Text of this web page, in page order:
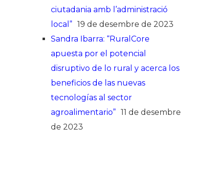
ciutadania amb l’administració
local” 19 de desembre de 2023
Sandra Ibarra: “RuralCore
apuesta por el potencial
disruptivo de lo rural y acerca los
beneficios de las nuevas
tecnologías al sector
agroalimentario” 11 de desembre
de 2023